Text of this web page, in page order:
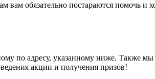
обязательно постараются помочь и
по адресу, указанному ниже. Также мы
акции и получения призов!